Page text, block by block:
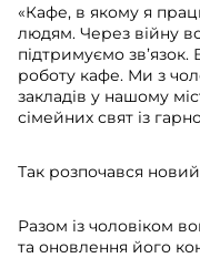
«Кафе, в якому я
людям. Через війну
підтримуємо
роботу кафе. Ми з
закладів у нашому
сімейних свят із
Так розпочався
Разом із чоловіком
та оновлення його